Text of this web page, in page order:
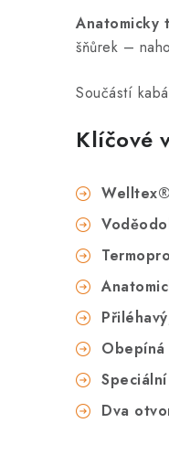
Anatomicky
šňůrek –
Součástí
Klíčové
Dva